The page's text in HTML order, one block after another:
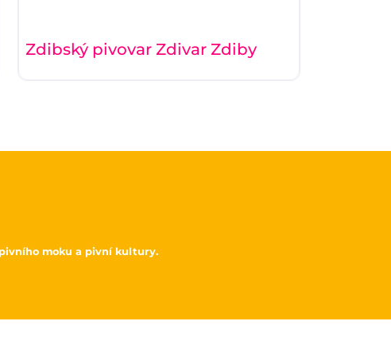
Zdibský pivovar Zdivar Zdiby
moku a pivní kultury.